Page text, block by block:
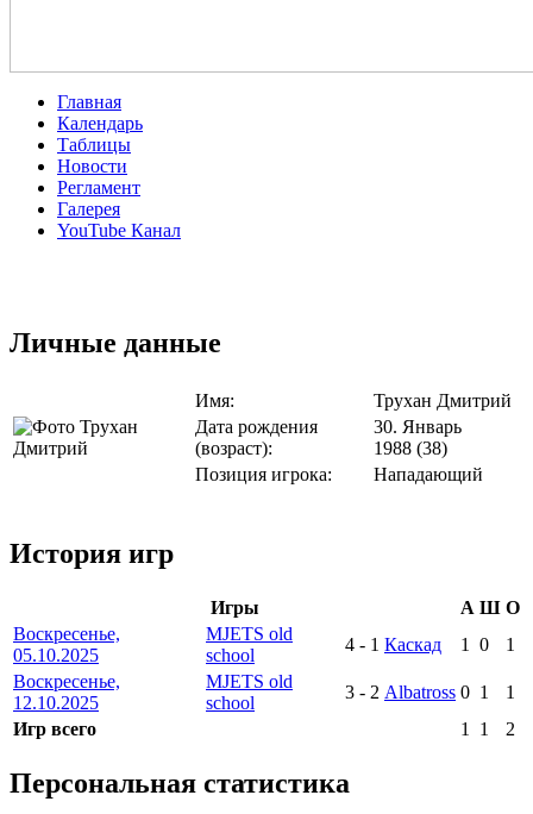
Главная
Календарь
Таблицы
Новости
Регламент
Галерея
YouTube Канал
Личные данные
Имя:
Трухан Дмитрий
Дата рождения
(возраст):
30. Январь
1988 (38)
Позиция игрока:
Нападающий
История игр
Игры А Ш О
Воскресенье,
05.10.2025
MJETS old
school
4 - 1 Каскад 1 0
1
Воскресенье,
12.10.2025
MJETS old
school
3 - 2 Albatross 0 1
1
Игр всего
1 1 2
Персональная статистика